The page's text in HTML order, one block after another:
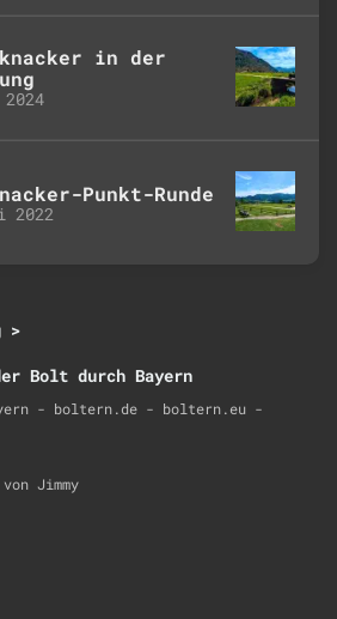
in der
Punkt-Runde
2022
>
Bolt durch Bayern
- boltern.de - boltern.eu -
Jimmy